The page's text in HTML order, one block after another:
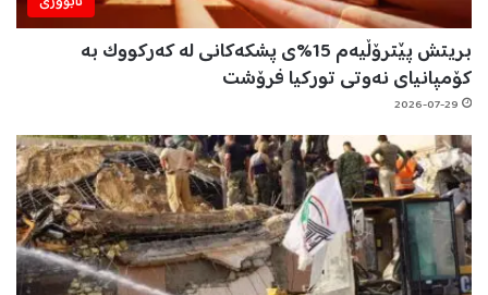
بریتش پێترۆڵیەم 15%ی پشکەکانی لە کەرکووک بە
کۆمپانیای نەوتی تورکیا فرۆشت
2026-07-29